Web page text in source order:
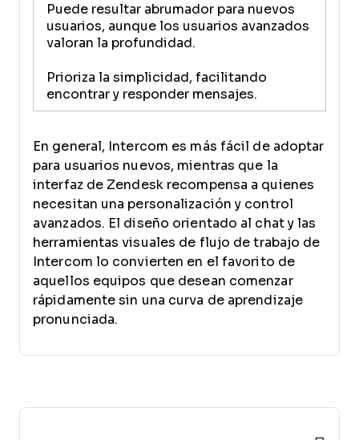
Puede resultar abrumador para nuevos
usuarios, aunque los usuarios avanzados
valoran la profundidad.
Prioriza la simplicidad, facilitando
encontrar y responder mensajes.
En general, Intercom es más fácil de adoptar
para usuarios nuevos, mientras que la
interfaz de Zendesk recompensa a quienes
necesitan una personalización y control
avanzados. El diseño orientado al chat y las
herramientas visuales de flujo de trabajo de
Intercom lo convierten en el favorito de
aquellos equipos que desean comenzar
rápidamente sin una curva de aprendizaje
pronunciada.